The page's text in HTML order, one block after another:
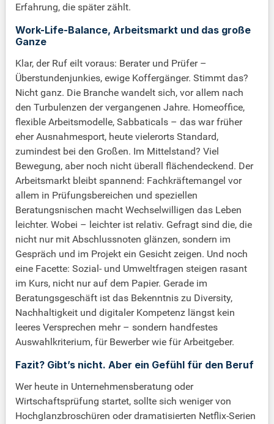
Erfahrung, die später zählt.
Work-Life-Balance, Arbeitsmarkt und das große
Ganze
Klar, der Ruf eilt voraus: Berater und Prüfer –
Überstundenjunkies, ewige Koffergänger. Stimmt das?
Nicht ganz. Die Branche wandelt sich, vor allem nach
den Turbulenzen der vergangenen Jahre. Homeoffice,
flexible Arbeitsmodelle, Sabbaticals – das war früher
eher Ausnahmesport, heute vielerorts Standard,
zumindest bei den Großen. Im Mittelstand? Viel
Bewegung, aber noch nicht überall flächendeckend. Der
Arbeitsmarkt bleibt spannend: Fachkräftemangel vor
allem in Prüfungsbereichen und speziellen
Beratungsnischen macht Wechselwilligen das Leben
leichter. Wobei – leichter ist relativ. Gefragt sind die, die
nicht nur mit Abschlussnoten glänzen, sondern im
Gespräch und im Projekt ein Gesicht zeigen. Und noch
eine Facette: Sozial- und Umweltfragen steigen rasant
im Kurs, nicht nur auf dem Papier. Gerade im
Beratungsgeschäft ist das Bekenntnis zu Diversity,
Nachhaltigkeit und digitaler Kompetenz längst kein
leeres Versprechen mehr – sondern handfestes
Auswahlkriterium, für Bewerber wie für Arbeitgeber.
Fazit? Gibt’s nicht. Aber ein Gefühl für den Beruf
Wer heute in Unternehmensberatung oder
Wirtschaftsprüfung startet, sollte sich weniger von
Hochglanzbroschüren oder dramatisierten Netflix-Serien